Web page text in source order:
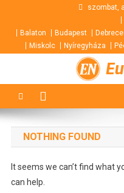
content
szombat,
Balaton Budapest
Miskolc
Nyíregyháza
NOTHING FOUND
It seems we can’t find what
can help.